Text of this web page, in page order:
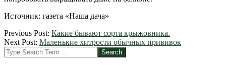
Источник: газета «Наша дача»
2012-
03-
26
Previous Post: Какие бывают сорта крыжовника.
Next Post: Маленькие хитрости обычных прививок
Search